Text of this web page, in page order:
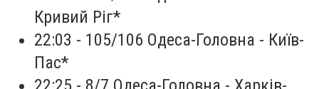
Кривий Ріг*
22:03 - 105/106 Одеса-Головна - Київ-
Пас*